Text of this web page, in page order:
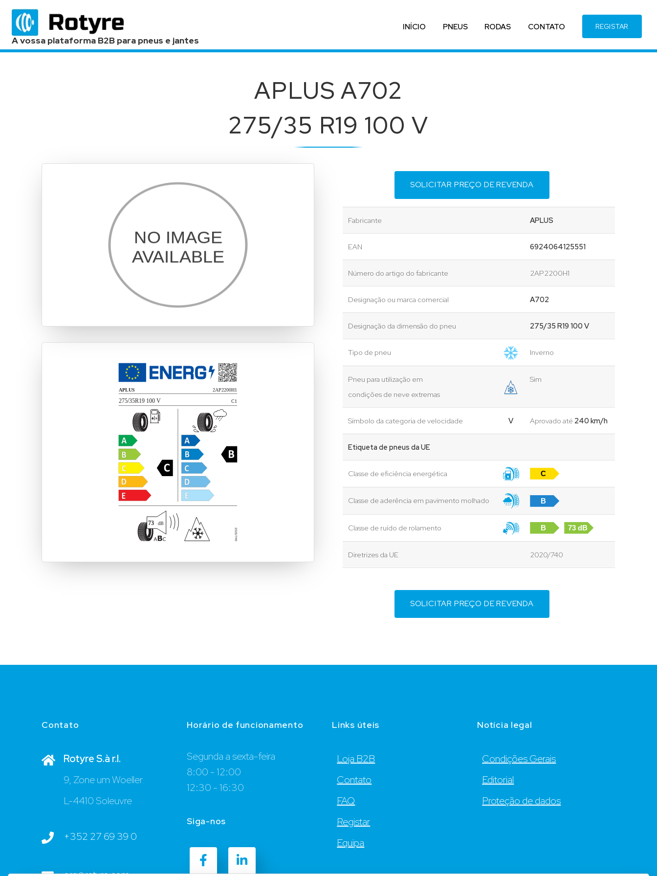
A vossa plataforma B2B para pneus e jantes
INÍCIO PNEUS RODAS CONTATO REGISTAR
APLUS A702
275/35 R19 100 V
SOLICITAR PREÇO DE REVENDA
Fabricante APLUS
EAN 6924064125551
Número do artigo do fabricante 2AP2200H1
Designação ou marca comercial A702
Designação da dimensão do pneu 275/35 R19 100 V
Tipo de pneu Inverno
Pneu para utilização em
condições de neve extremas
Sim
Símbolo da categoria de velocidade V Aprovado até 240 km/h
Etiqueta de pneus da UE
Classe de eficiência energética C
Classe de aderência em pavimento molhado B
Classe de ruído de rolamento B 73 dB
Diretrizes da UE 2020/740
SOLICITAR PREÇO DE REVENDA
Contato
Rotyre S.à r.l.
9, Zone um Woeller
L-4410 Soleuvre
+352 27 69 39 0
Horário de funcionamento
Segunda a sexta-feira
8:00 - 12:00
12:30 - 16:30
Siga-nos
Links úteis
Loja B2B
Contato
FAQ
Registar
Equipa
Notícia legal
Condições Gerais
Editorial
Proteção de dados